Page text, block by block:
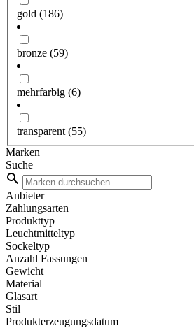
gold (186)
bronze (59)
mehrfarbig (6)
transparent (55)
Marken
Suche
Anbieter
Zahlungsarten
Produkttyp
Leuchtmitteltyp
Sockeltyp
Anzahl Fassungen
Gewicht
Material
Glasart
Stil
Produkterzeugungsdatum